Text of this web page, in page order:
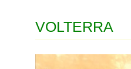
VOLTERRA